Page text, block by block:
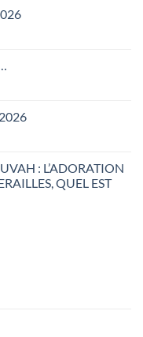
: L’ADORATION
QUEL EST